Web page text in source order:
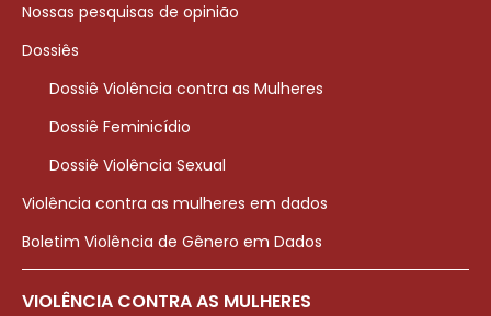
Nossas pesquisas de opinião
Dossiês
Dossiê Violência contra as Mulheres
Dossiê Feminicídio
Dossiê Violência Sexual
Violência contra as mulheres em dados
Boletim Violência de Gênero em Dados
VIOLÊNCIA CONTRA AS MULHERES